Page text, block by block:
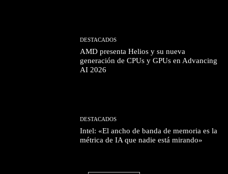
DESTACADOS
AMD presenta Helios y su nueva
generación de CPUs y GPUs en Advancing
AI 2026
DESTACADOS
Intel: «El ancho de banda de memoria es la
métrica de IA que nadie está mirando»